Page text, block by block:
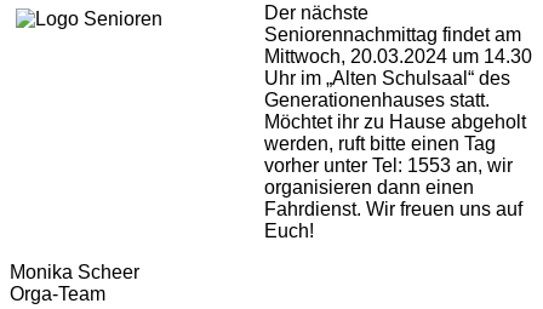
Der nächste
Seniorennachmittag findet am
Mittwoch, 20.03.2024 um 14.30
Uhr im „Alten Schulsaal“ des
Generationenhauses statt.
Möchtet ihr zu Hause abgeholt
werden, ruft bitte einen Tag
vorher unter Tel: 1553 an, wir
organisieren dann einen
Fahrdienst. Wir freuen uns auf
Euch!
Monika Scheer
Orga-Team